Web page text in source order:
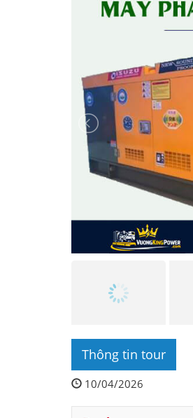
Thông tin tour
10/04/2026